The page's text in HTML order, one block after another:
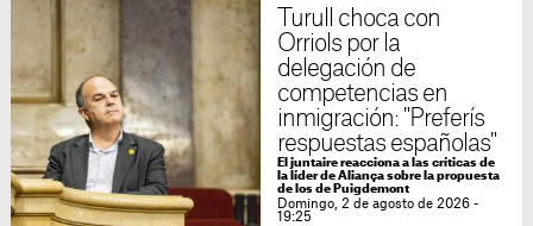
Turull choca con
Orriols por la
delegación de
competencias en
inmigración: "Preferís
respuestas españolas"
El juntaire reacciona a las críticas de
la líder de Aliança sobre la propuesta
de los de Puigdemont
Domingo, 2 de agosto de 2026 -
19:25